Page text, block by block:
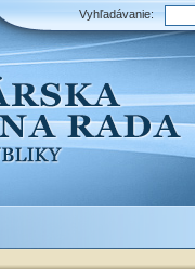
Vyhľadávanie: